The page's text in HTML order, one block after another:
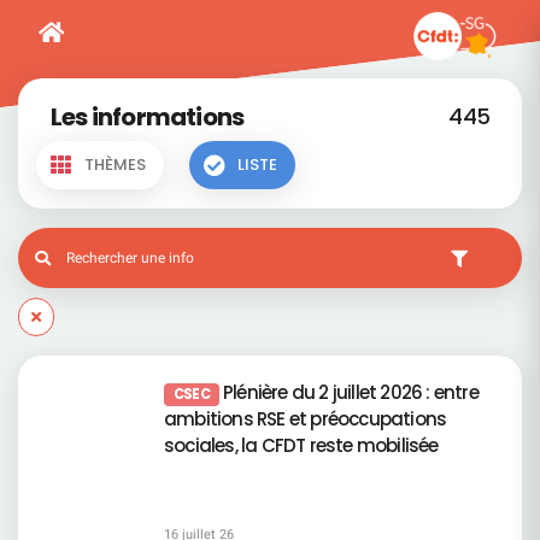
Les informations 445
THÈMES LISTE
CSEC Plénière du 2 juillet 2026 : entre
ambitions RSE et préoccupations
sociales, la CFDT reste mobilisée
16 juillet 26